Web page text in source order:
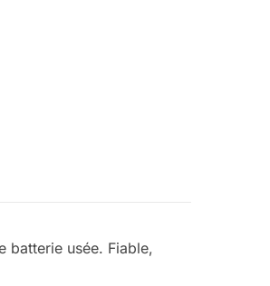
batterie usée. Fiable,